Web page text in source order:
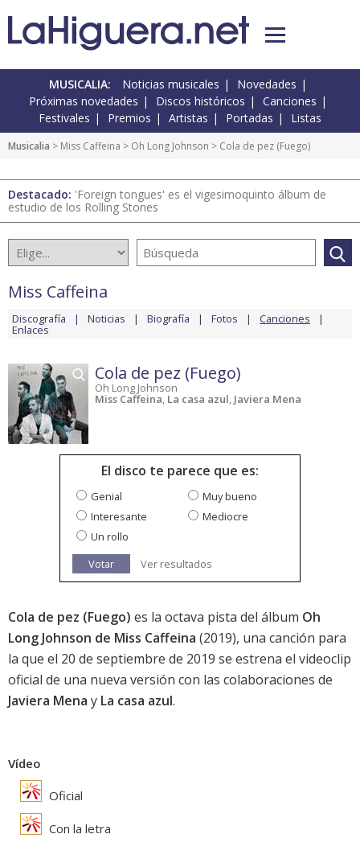
MUSICALIA: Noticias musicales
Novedades
Próximas novedades
Discos históricos
Canciones
Festivales
Premios Artistas Portadas Listas
Musicalia > Miss Caffeina > Oh Long Johnson > Cola de pez (Fuego)
Destacado: 'Foreign tongues' es el vigesimoquinto álbum de
estudio de los Rolling Stones
Miss Caffeina
Discografía Noticias Biografía Fotos Canciones
Enlaces
Cola de pez (Fuego)
Oh Long Johnson
Miss Caffeina, La casa azul, Javiera Mena
El disco te parece que es:
Genial
Muy bueno
Interesante
Mediocre
Un rollo
Votar
Ver resultados
Cola de pez (Fuego) es la octava pista del álbum Oh
Long Johnson de Miss Caffeina (2019), una canción para
la que el 20 de septiembre de 2019 se estrena el videoclip
oficial de una nueva versión con las colaboraciones de
Javiera Mena y La casa azul.
Vídeo
Oficial
Con la letra